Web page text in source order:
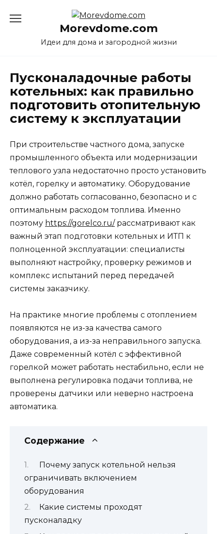
Morevdome.com
Идеи для дома и загородной жизни
Пусконаладочные работы
котельных: как правильно
подготовить отопительную
систему к эксплуатации
При строительстве частного дома, запуске
промышленного объекта или модернизации
теплового узла недостаточно просто установить
котёл, горелку и автоматику. Оборудование
должно работать согласованно, безопасно и с
оптимальным расходом топлива. Именно
поэтому https://gorelco.ru/рассматривают как
важный этап подготовки котельных и ИТП к
полноценной эксплуатации: специалисты
выполняют настройку, проверку режимов и
комплекс испытаний перед передачей
системы заказчику.
На практике многие проблемы с отоплением
появляются не из-за качества самого
оборудования, а из-за неправильного запуска.
Даже современный котёл с эффективной
горелкой может работать нестабильно, если не
выполнена регулировка подачи топлива, не
проверены датчики или неверно настроена
автоматика.
Содержание
Почему запуск котельной нельзя
ограничивать включением
оборудования
Какие системы проходят
пусконаладку